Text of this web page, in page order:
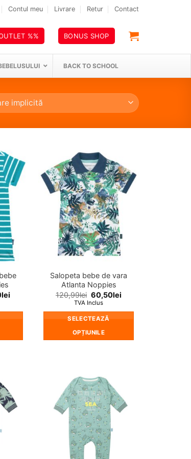
Contul meu Livrare Retur Contact
%% BONUS SHOP
BACK TO SCHOOL
❤
in
lei
❤
Adauga
in
wishlist!
Salopeta bebe de vara
Atlanta Noppies
120,99lei 60,50lei
TVA Inclus
SELECTEAZĂ
OPȚIUNILE
mai
multe
variații.
Opțiunile
pot
fi
alese
❤
in
Adauga
in
wishlist!